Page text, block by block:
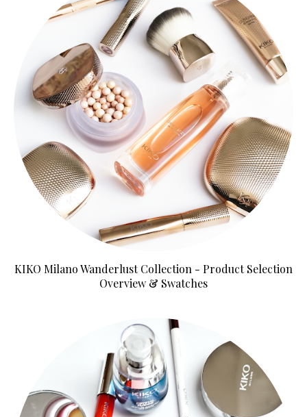
KIKO Milano Wanderlust Collection - Product Selection
Overview & Swatches